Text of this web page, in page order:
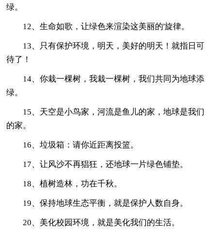
绿。
12、生命如歌，让绿色来渲染这美丽的'旋律。
13、只有保护环境，明天，美好的明天！就指日可
待了！
14、你栽一棵树，我栽一棵树，我们共同为地球添
绿。
15、天空是小鸟家，河流是鱼儿的家，地球是我们
的家。
16、垃圾箱：请你近距离投篮。
17、让风沙不再猖狂，还地球一片绿色铺垫。
18、植树造林，功在千秋。
19、保持地球生态平衡，就是保护人数自身。
20、美化校园环境，就是美化我们的生活。